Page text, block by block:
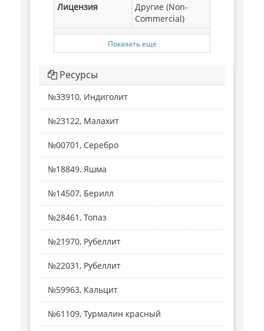
Лицензия
Другие (Non-
Commercial)
Показать еще
Ресурсы
№33910, Индиголит
№23122, Малахит
№00701, Серебро
№18849, Яшма
№14507, Берилл
№28461, Топаз
№21970, Рубеллит
№22031, Рубеллит
№59963, Кальцит
№61109, Турмалин красный